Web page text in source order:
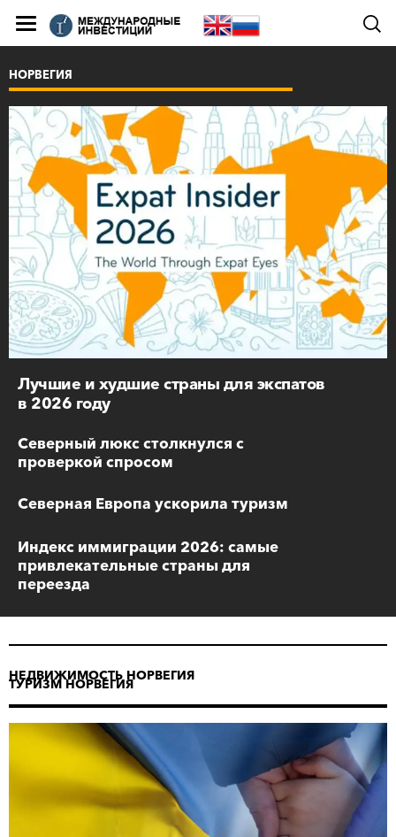
Лучшие и худшие страны для экспатов
в 2026 году
НОРВЕГИЯ
Северный люкс столкнулся с
проверкой спросом
Северная Европа ускорила туризм
Индекс иммиграции 2026: самые
привлекательные страны для
переезда
НЕДВИЖИМОСТЬ НОРВЕГИЯ
ТУРИЗМ НОРВЕГИЯ